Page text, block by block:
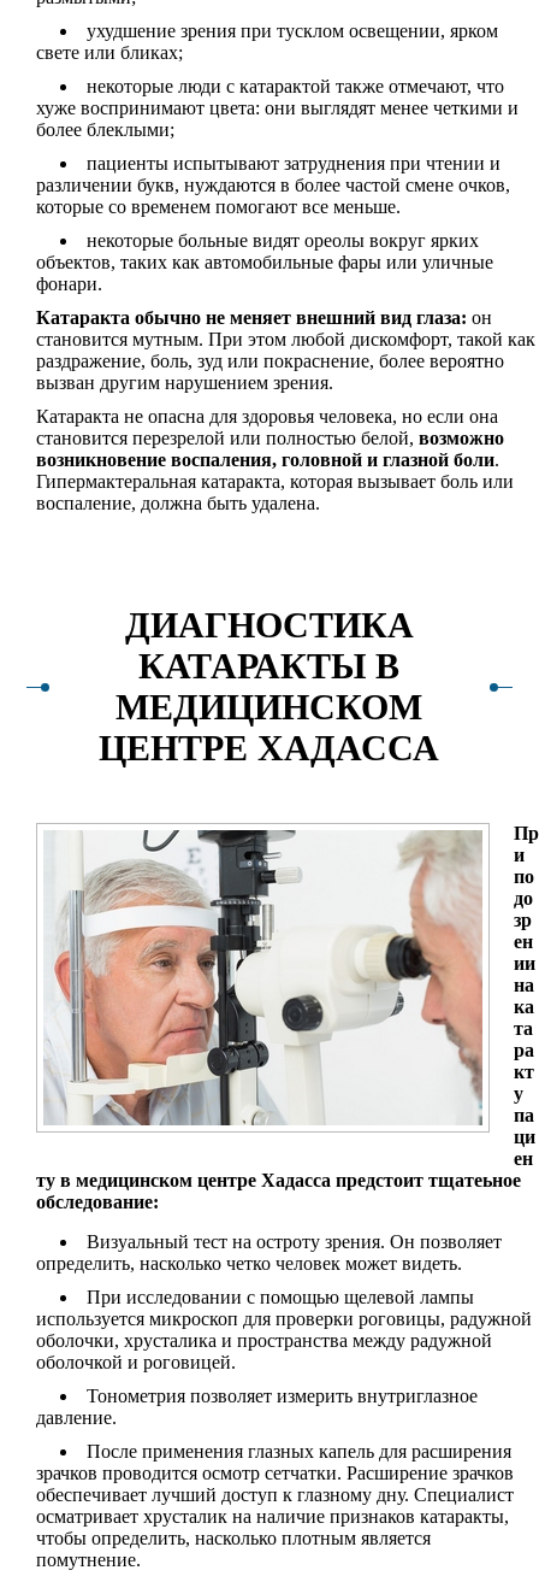
ухудшение зрения при тусклом освещении, ярком
свете или бликах;
некоторые люди с катарактой также отмечают, что
хуже воспринимают цвета: они выглядят менее четкими и
более блеклыми;
пациенты испытывают затруднения при чтении и
различении букв, нуждаются в более частой смене очков,
которые со временем помогают все меньше.
некоторые больные видят ореолы вокруг ярких
объектов, таких как автомобильные фары или уличные
фонари.
Катаракта обычно не меняет внешний вид глаза: он
становится мутным. При этом любой дискомфорт, такой как
раздражение, боль, зуд или покраснение, более вероятно
вызван другим нарушением зрения.
Катаракта не опасна для здоровья человека, но если она
становится перезрелой или полностью белой, возможно
возникновение воспаления, головной и глазной боли.
Гипермактеральная катаракта, которая вызывает боль или
воспаление, должна быть удалена.
ДИАГНОСТИКА
КАТАРАКТЫ В
МЕДИЦИНСКОМ
ЦЕНТРЕ ХАДАССА
Пр
и
по
до
зр
ен
ии
на
ка
та
ра
кт
у
па
ци
ен
ту в медицинском центре Хадасса предстоит тщатеьное
обследование:
Визуальный тест на остроту зрения. Он позволяет
определить, насколько четко человек может видеть.
При исследовании с помощью щелевой лампы
используется микроскоп для проверки роговицы, радужной
оболочки, хрусталика и пространства между радужной
оболочкой и роговицей.
Тонометрия позволяет измерить внутриглазное
давление.
После применения глазных капель для расширения
зрачков проводится осмотр сетчатки. Расширение зрачков
обеспечивает лучший доступ к глазному дну. Специалист
осматривает хрусталик на наличие признаков катаракты,
чтобы определить, насколько плотным является
помутнение.